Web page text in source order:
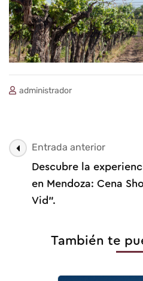
administrador
Navegación
entrada
Entrada anterior
Descubre la
en Mendoza: Cena
Vid”.
También te